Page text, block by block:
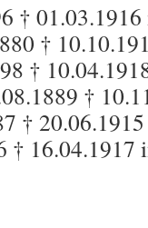
†
†
†
†
†
16.04.1917